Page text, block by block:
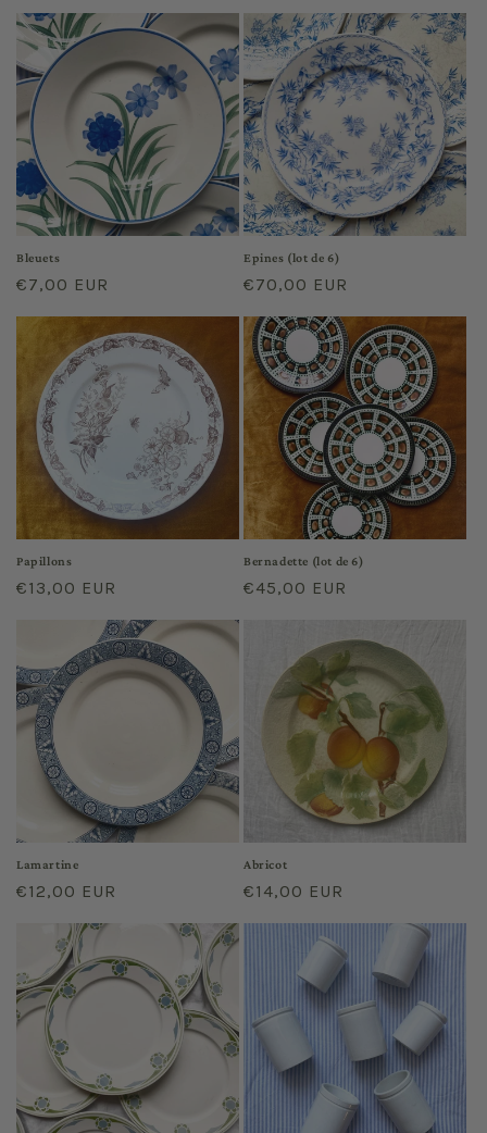
Bleuets
Regular
€7,00 EUR
Epines (lot de 6)
Regular
€70,00 EUR
Papillons
Regular
€13,00 EUR
Bernadette (lot de 6)
Regular
€45,00 EUR
Lamartine
Regular
€12,00 EUR
Abricot
Regular
€14,00 EUR